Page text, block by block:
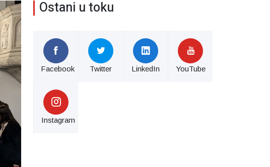
Ostani u toku
Facebook Twitter LinkedIn YouTube
Instagram